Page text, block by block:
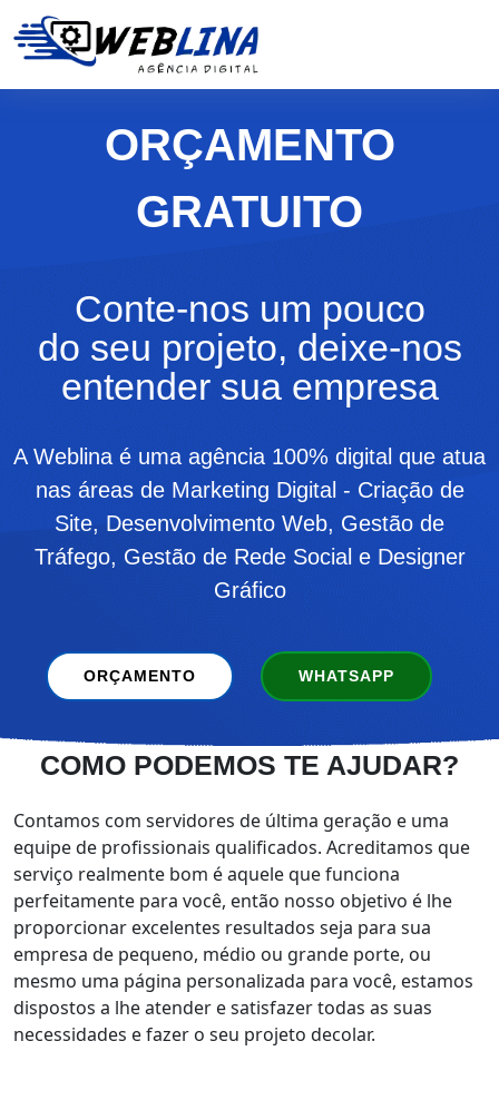
ORÇAMENTO
GRATUITO
Conte-nos um pouco
do seu projeto, deixe-nos
entender sua empresa
A Weblina é uma agência 100% digital que atua
nas áreas de Marketing Digital - Criação de
Site, Desenvolvimento Web, Gestão de
Tráfego, Gestão de Rede Social e Designer
Gráfico
ORÇAMENTO WHATSAPP
COMO PODEMOS TE AJUDAR?
Contamos com servidores de última geração e uma
equipe de profissionais qualificados. Acreditamos que
serviço realmente bom é aquele que funciona
perfeitamente para você, então nosso objetivo é lhe
proporcionar excelentes resultados seja para sua
empresa de pequeno, médio ou grande porte, ou
mesmo uma página personalizada para você, estamos
dispostos a lhe atender e satisfazer todas as suas
necessidades e fazer o seu projeto decolar.